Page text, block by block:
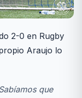
2-0 en Rugby
Araujo lo
que